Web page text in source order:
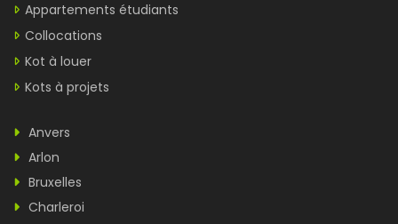
Appartements étudiants
Collocations
Kot à louer
Kots à projets
Anvers
Arlon
Bruxelles
Charleroi